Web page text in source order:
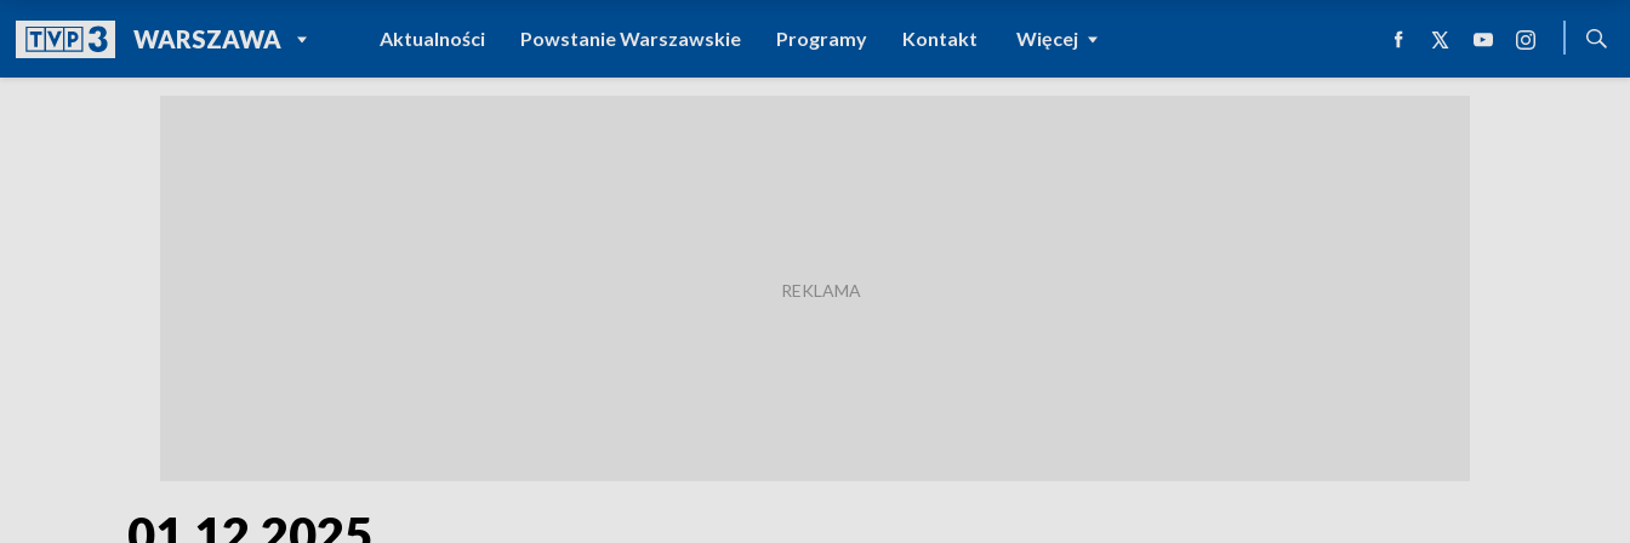
WARSZAWAPOWRÓT DO
TVP REGIONY
Aktualności Powstanie Warszawskie Programy Kontakt Więcej